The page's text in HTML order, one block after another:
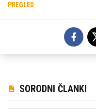
PREGLED
SORODNI ČLANKI